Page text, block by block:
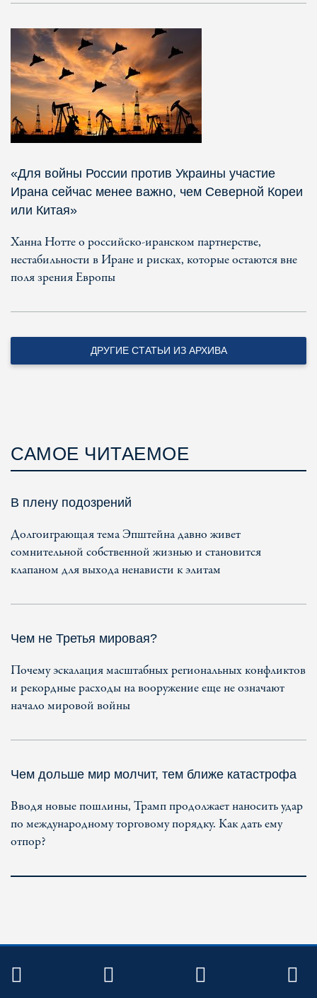
«Для войны России против Украины участие
Ирана сейчас менее важно, чем Северной Кореи
или Китая»
Ханна Нотте о российско-иранском партнерстве,
нестабильности в Иране и рисках, которые остаются вне
поля зрения Европы
ДРУГИЕ СТАТЬИ ИЗ АРХИВА
САМОЕ ЧИТАЕМОЕ
В плену подозрений
Долгоиграющая тема Эпштейна давно живет
сомнительной собственной жизнью и становится
клапаном для выхода ненависти к элитам
Чем не Третья мировая?
Почему эскалация масштабных региональных конфликтов
и рекордные расходы на вооружение еще не означают
начало мировой войны
Чем дольше мир молчит, тем ближе катастрофа
Вводя новые пошлины, Трамп продолжает наносить удар
по международному торговому порядку. Как дать ему
отпор?
TWITTER FACEBOOKYOUTUBE